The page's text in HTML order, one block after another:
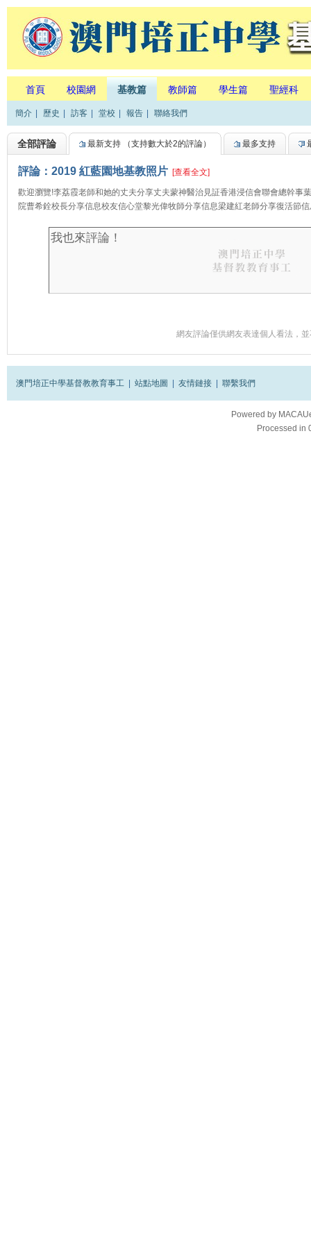
首頁 校園網 基教篇 教師篇 學生篇 聖經科
簡介 歷史 訪客 堂校 報告 聯絡我們
全部評論 最新支持 （支持數大於2的評論） 最多支持
評論：2019 紅藍園地基教照片 [查看全文]
歡迎瀏覽!李荔霞老師和她的丈夫分享丈夫蒙神醫治見証香港浸信會聯會總幹事
院曹希銓校長分享信息校友信心堂黎光偉牧師分享信息梁建紅老師分享復活節
網友評論僅供網友表達個人看法，
澳門培正中學基督教教育事工 站點地圖 友情鏈接 聯繫我們
Powered by
Processed in